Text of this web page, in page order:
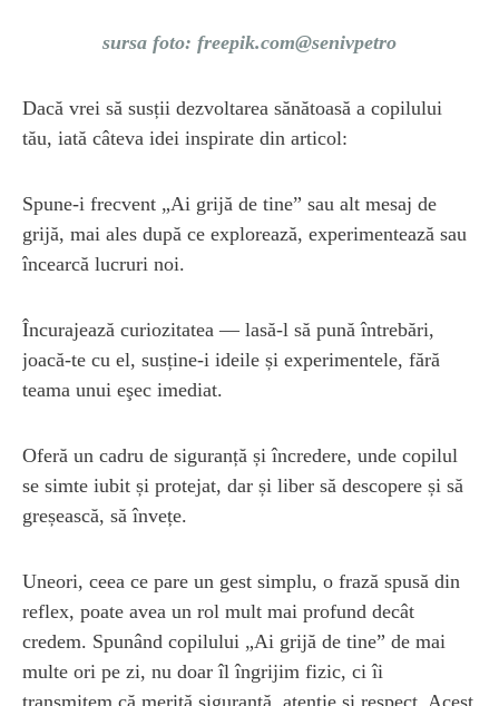
sursa foto: freepik.com@senivpetro
Dacă vrei să susții dezvoltarea sănătoasă a copilului
tău, iată câteva idei inspirate din articol:
Spune-i frecvent „Ai grijă de tine” sau alt mesaj de
grijă, mai ales după ce explorează, experimentează sau
încearcă lucruri noi.
Încurajează curiozitatea — lasă-l să pună întrebări,
joacă-te cu el, susține-i ideile și experimentele, fără
teama unui eşec imediat.
Oferă un cadru de siguranță și încredere, unde copilul
se simte iubit și protejat, dar și liber să descopere și să
greșească, să învețe.
Uneori, ceea ce pare un gest simplu, o frază spusă din
reflex, poate avea un rol mult mai profund decât
credem. Spunând copilului „Ai grijă de tine” de mai
multe ori pe zi, nu doar îl îngrijim fizic, ci îi
transmitem că merită siguranţă, atenţie și respect. Acest